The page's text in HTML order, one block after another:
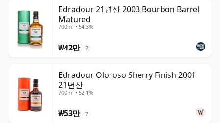
Edradour 21년산 2003 Bourbon Barrel
Matured
700ml • 54.3%
₩42만 ?
Edradour Oloroso Sherry Finish 2001
21년산
700ml • 52.1%
₩53만 ?